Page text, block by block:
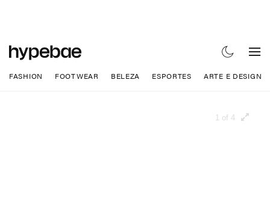
FASHION FOOTWEAR BELEZA ESPORTES ARTE E DESIGN
1 of 4